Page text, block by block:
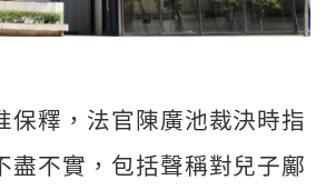
保釋，法官陳廣池裁決時指
盡不實，包括聲稱對兒子鄺